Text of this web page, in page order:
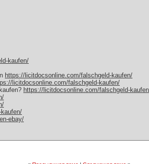
kaufen/
https://licitdocsonline.com/falschgeld-kaufen/
licitdocsonline.com/falschgeld-kaufen/
https://licitdocsonline.com/falschgeld-
ebay/